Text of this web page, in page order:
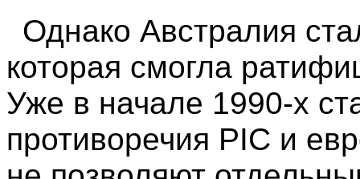
Однако Австралия
которая смогла
Уже в начале 1990-х
противоречия PIC и